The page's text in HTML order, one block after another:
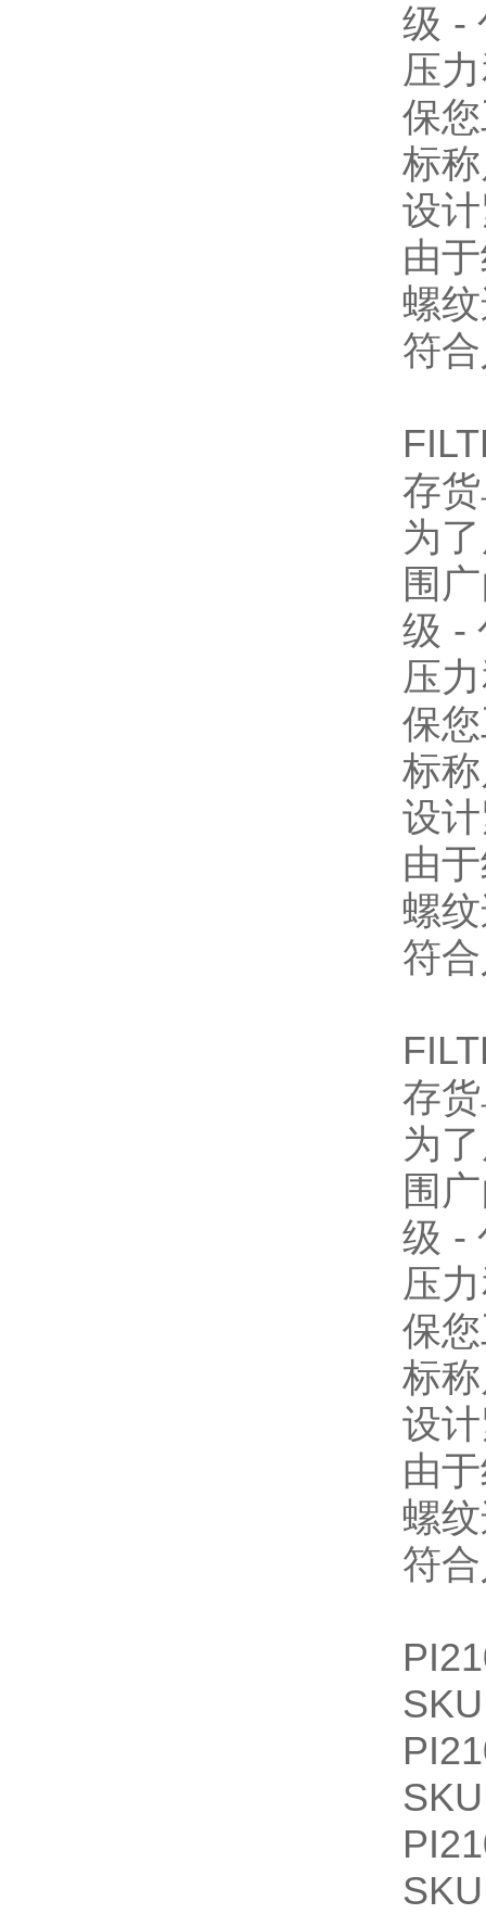
级 -
压
保
标
设
由
螺
符
存
为
围
级 -
压
保
标
设
由
螺
符
存
为
围
级 -
压
保
标
设
由
螺
符